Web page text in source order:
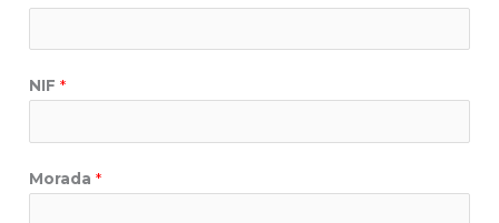
NIF *
Morada *